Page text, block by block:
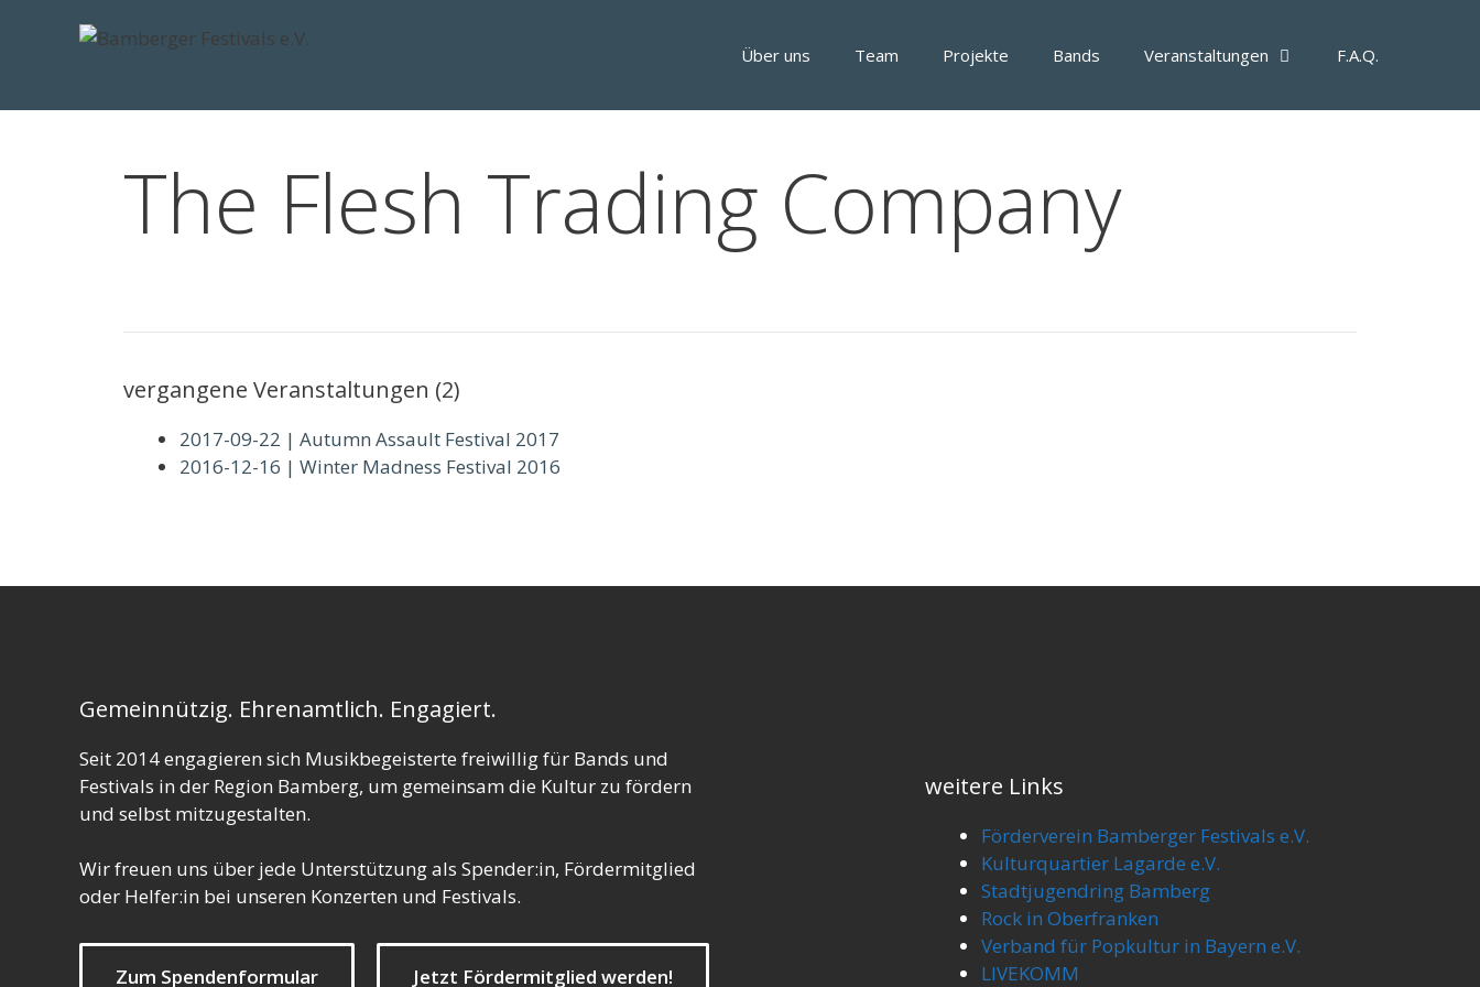
Über uns Team Projekte Bands Veranstaltungen F.A.Q.
The Flesh Trading Company
vergangene Veranstaltungen (2)
2017-09-22 | Autumn Assault Festival 2017
2016-12-16 | Winter Madness Festival 2016
Gemeinnützig. Ehrenamtlich. Engagiert.
Seit 2014 engagieren sich Musikbegeisterte freiwillig für Bands und
Festivals in der Region Bamberg, um gemeinsam die Kultur zu fördern
und selbst mitzugestalten.
Wir freuen uns über jede Unterstützung als Spender:in, Fördermitglied
oder Helfer:in bei unseren Konzerten und Festivals.
Zum Spendenformular Jetzt Fördermitglied werden!
weitere Links
Förderverein Bamberger Festivals e.V.
Kulturquartier Lagarde e.V.
Stadtjugendring Bamberg
Rock in Oberfranken
Verband für Popkultur in Bayern e.V.
LIVEKOMM